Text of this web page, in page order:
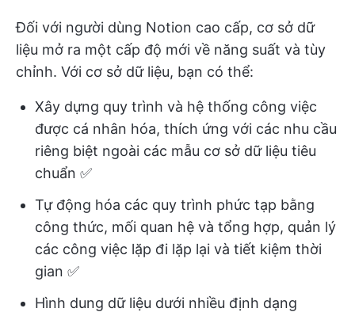
Đối với người dùng Notion cao cấp, cơ sở dữ
liệu mở ra một cấp độ mới về năng suất và tùy
chỉnh. Với cơ sở dữ liệu, bạn có thể:
Xây dựng quy trình và hệ thống công việc
được cá nhân hóa, thích ứng với các nhu cầu
riêng biệt ngoài các mẫu cơ sở dữ liệu tiêu
chuẩn ✅
Tự động hóa các quy trình phức tạp bằng
công thức, mối quan hệ và tổng hợp, quản lý
các công việc lặp đi lặp lại và tiết kiệm thời
gian ✅
Hình dung dữ liệu dưới nhiều định dạng